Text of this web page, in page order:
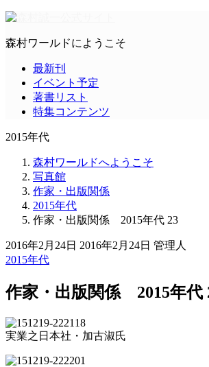
森村ワールドにようこそ
最新刊
イベント予定
著書リスト
特集コンテンツ
2015年代
森村ワールドへようこそ
写真館
作家・出版関係
2015年代
作家・出版関係 2015年代 23
2016年2月24日 2016年2月24日 管理人
2015年代
作家・出版関係 2015年代
実業之日本社・加古淑氏